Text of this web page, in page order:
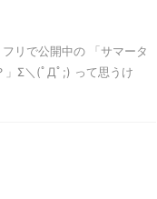
リで公開中の 「サマータ
」Σ＼(ﾟДﾟ;) って思うけ